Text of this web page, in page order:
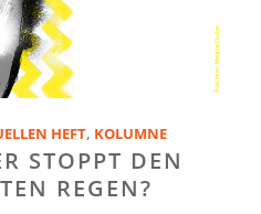
HEFT, KOLUMNE
STOPPT DEN
REGEN?